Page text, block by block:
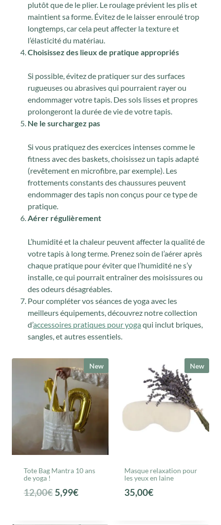
plutôt que de le plier. Le roulage prévient les plis et
maintient sa forme. Évitez de le laisser enroulé trop
longtemps, car cela peut affecter la texture et
l’élasticité du matériau.
Choisissez des lieux de pratique appropriés
Si possible, évitez de pratiquer sur des surfaces
rugueuses ou abrasives qui pourraient rayer ou
endommager votre tapis. Des sols lisses et propres
prolongeront la durée de vie de votre tapis.
Ne le surchargez pas
Si vous pratiquez des exercices intenses comme le
fitness avec des baskets, choisissez un tapis adapté
(revêtement en microfibre, par exemple). Les
frottements constants des chaussures peuvent
endommager des tapis non conçus pour ce type de
pratique.
Aérer régulièrement
L’humidité et la chaleur peuvent affecter la qualité de
votre tapis à long terme. Prenez soin de l’aérer après
chaque pratique pour éviter que l’humidité ne s’y
installe, ce qui pourrait entraîner des moisissures ou
des odeurs désagréables.
Pour compléter vos séances de yoga avec les
meilleurs équipements, découvrez notre collection
d’accessoires pratiques pour yoga qui inclut briques,
sangles, et autres essentiels.
New
Tote Bag Mantra 10 ans
de yoga !
12,00€ L
5,99€L
New
Masque relaxation pour
les yeux en laine
35,00€